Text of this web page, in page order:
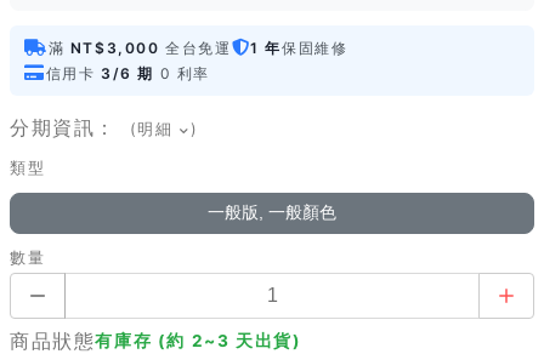
滿 NT$3,000 全台免運 1 年保固維修
信用卡 3/6 期 0 利率
分期資訊： (明細 )
類型
一般版, 一般顏色
數量
商品狀態有庫存 (約 2~3 天出貨)